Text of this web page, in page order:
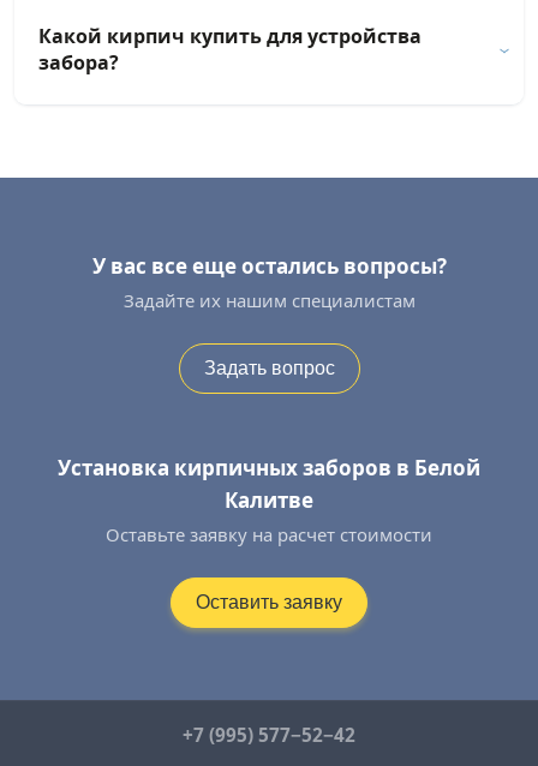
Какой кирпич купить для устройства
забора?
У вас все еще остались вопросы?
Задайте их нашим специалистам
Задать вопрос
Установка кирпичных заборов в Белой
Калитве
Оставьте заявку на расчет стоимости
Оставить заявку
+7 (995) 577−52−42